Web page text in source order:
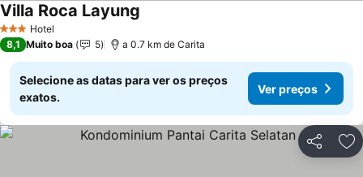
3 EstrelasHotel
Villa Roca Layung
8,1 Muito boa 5 a 0.7 km de Carita
Selecione as datas para ver os preços
exatos.
Ver preços
Partilhar